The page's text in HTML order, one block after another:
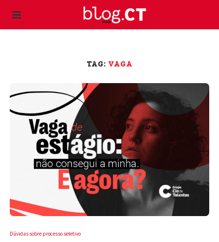
TAG: VAGA
Dúvidas sobre processo seletivo